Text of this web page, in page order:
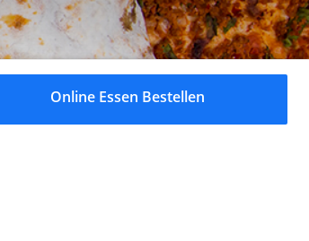
Burger
Online Essen Bestellen